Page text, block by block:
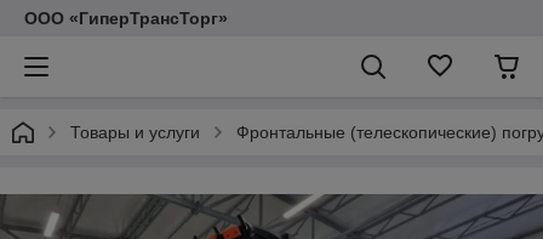
ООО «ГиперТрансТорг»
Товары и услуги Фронтальные (телескопические)